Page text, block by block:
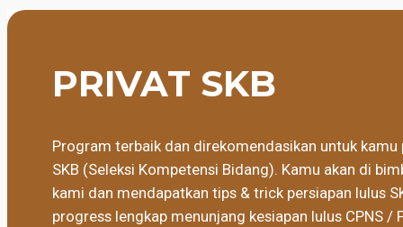
PRIVAT SKB
Program terbaik dan direkomendasikan untuk kamu
SKB (Seleksi Kompetensi Bidang). Kamu akan di
kami dan mendapatkan tips & trick persiapan lulus
progress lengkap menunjang kesiapan lulus CPNS /